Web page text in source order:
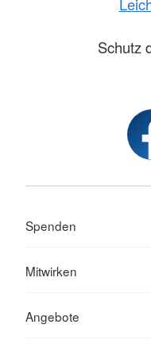
Schutz
Spenden
Mitwirken
Angebote